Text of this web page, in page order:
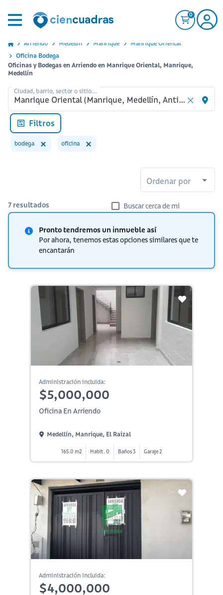
0
Arriendo Medellin Manrique
Manrique Oriental
Oficina Bodega
Oficinas y Bodegas en Arriendo en Manrique Oriental, Manrique,
Medellín
Ciudad, barrio, sector o sitio...
Filtros
bodega oficina
Ordenar por
7 resultados Buscar cerca de mi
Pronto tendremos un inmueble así
Por ahora, tenemos estas opciones similares que te
encantarán
Administración incluida:
$5,000,000
Oficina En Arriendo
Medellín, Manrique, El Raizal
165.0 m2 Habit. 0 Baños 3 Garaje 2
Administración incluida:
$4,000,000